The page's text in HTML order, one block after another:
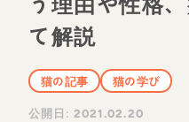
て解説
猫の記事
猫の学び
公開日:2021.02.20